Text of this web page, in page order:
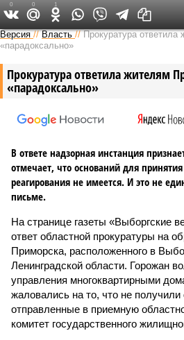
Версия на Неве
Версия //Власть //Прокуратура
«парадоксально»
Прокуратура ответила жителям
«парадоксально»
В ответе надзорная инстанция
отмечает, что оснований для
реагирования не имеется. И это не
письме.
На странице газеты «Выборгские
ответ областной прокуратуры на
Приморска, расположенного в
Ленинградской области. Горожан
управления многоквартирными
жаловались на то, что не получили
отправленные в приемную
комитет государственного
0 0 1